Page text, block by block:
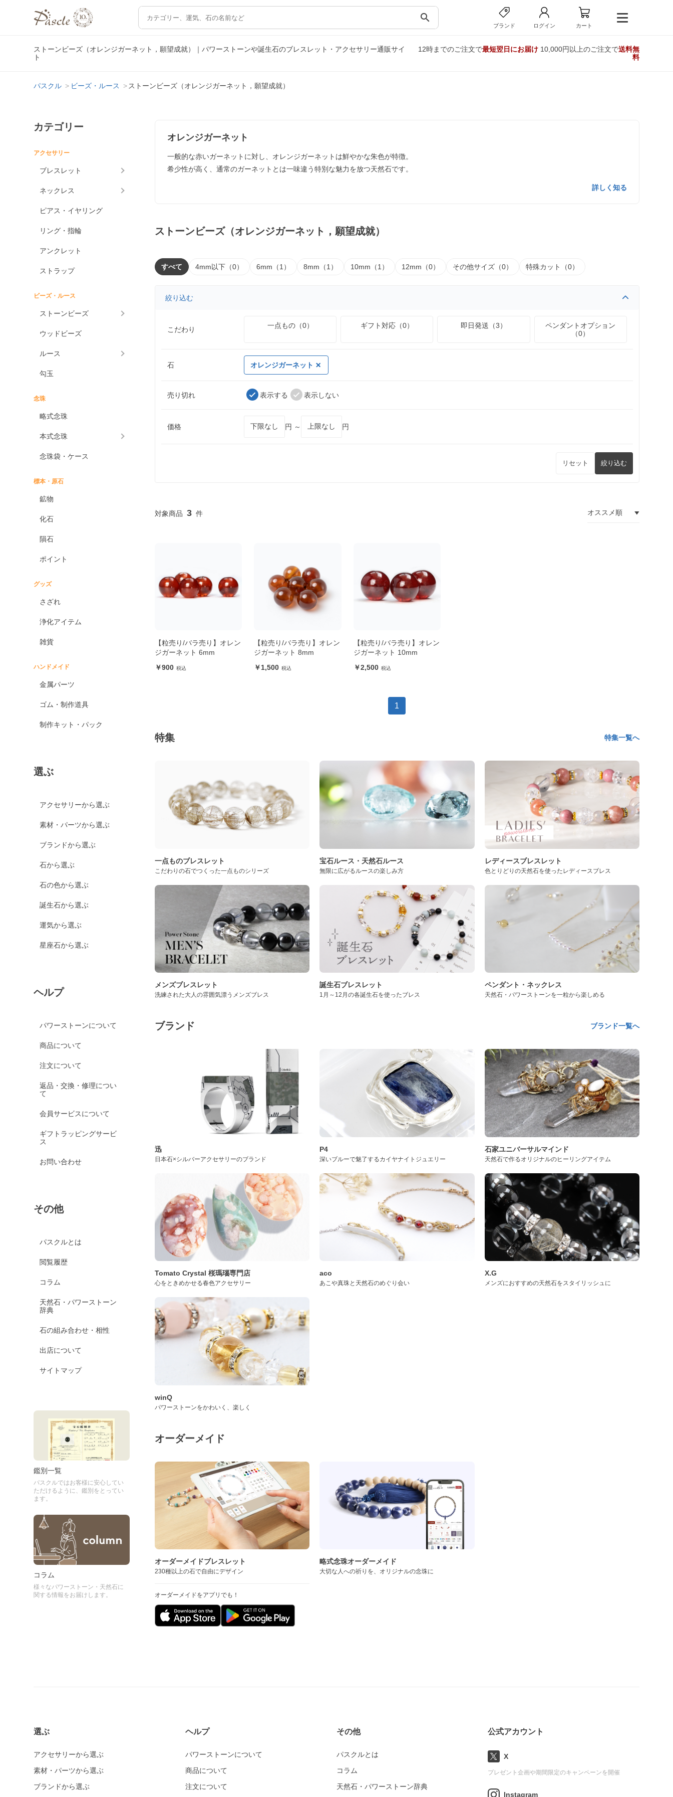
search
ブランド ログイン カート
ストーンビーズ（オレンジガーネット，願望成就）｜パワーストーンや誕生石のブレスレット・アクセサリー通販サイ
ト
12時までのご注文で最短翌日にお届け10,000円以上のご注文で送料無
料
パスクル ビーズ・ルース ストーンビーズ（オレンジガーネット，願望成就）
カテゴリー
アクセサリー
ブレスレット
ネックレス
ピアス・イヤリング
リング・指輪
アンクレット
ストラップ
ビーズ・ルース
ストーンビーズ
ウッドビーズ
ルース
勾玉
念珠
略式念珠
本式念珠
念珠袋・ケース
標本・原石
鉱物
化石
隕石
ポイント
グッズ
さざれ
浄化アイテム
雑貨
ハンドメイド
金属パーツ
ゴム・制作道具
制作キット・パック
選ぶ
アクセサリーから選ぶ
素材・パーツから選ぶ
ブランドから選ぶ
石から選ぶ
石の色から選ぶ
誕生石から選ぶ
運気から選ぶ
星座石から選ぶ
ヘルプ
パワーストーンについて
商品について
注文について
返品・交換・修理につい
て
会員サービスについて
ギフトラッピングサービ
ス
お問い合わせ
その他
パスクルとは
閲覧履歴
コラム
天然石・パワーストーン
辞典
石の組み合わせ・相性
出店について
サイトマップ
鑑別一覧
パスクルではお客様に安心してい
ただけるように、鑑別をとってい
ます。
コラム
様々なパワーストーン・天然石に
関する情報をお届けします。
オレンジガーネット
一般的な赤いガーネットに対し、オレンジガーネットは鮮やかな朱色が特徴。
希少性が高く、通常のガーネットとは一味違う特別な魅力を放つ天然石です。
詳しく知る
ストーンビーズ（オレンジガーネット，願望成就）
すべて 4mm以下（0） 6mm（1） 8mm（1） 10mm（1） 12mm（0） その他サイズ（0） 特殊カット（0）
絞り込む
こだわり 一点もの（0） ギフト対応（0） 即日発送（3）
ペンダントオプション
（0）
石 オレンジガーネット
売り切れ 表示する 表示しない
価格 円 ～ 円
リセット 絞り込む
3
【粒売り/バラ売り】オレン
ジガーネット 6mm
900
【粒売り/バラ売り】オレン
ジガーネット 8mm
1,500
【粒売り/バラ売り】オレン
ジガーネット 10mm
2,500
1
特集 特集一覧へ
一点ものブレスレット
こだわりの石でつくった一点ものシリーズ
宝石ルース・天然石ルース
無限に広がるルースの楽しみ方
レディースブレスレット
色とりどりの天然石を使ったレディースブレス
メンズブレスレット
洗練された大人の雰囲気漂うメンズブレス
誕生石ブレスレット
1月～12月の各誕生石を使ったブレス
ペンダント・ネックレス
天然石・パワーストーンを一粒から楽しめる
ブランド ブランド一覧へ
迅
日本石×シルバーアクセサリーのブランド
P4
深いブルーで魅了するカイヤナイトジュエリー
石家ユニバーサルマインド
天然石で作るオリジナルのヒーリングアイテム
Tomato Crystal 桜瑪瑙専門店
心をときめかせる春色アクセサリー
aco
あこや真珠と天然石のめぐり会い
X.G
メンズにおすすめの天然石をスタイリッシュに
winQ
パワーストーンをかわいく、楽しく
オーダーメイド
オーダーメイドブレスレット
230種以上の石で自由にデザイン
オーダーメイドをアプリでも！
略式念珠オーダーメイド
大切な人への祈りを、オリジナルの念珠に
選ぶ
アクセサリーから選ぶ
素材・パーツから選ぶ
ブランドから選ぶ
ヘルプ
パワーストーンについて
商品について
注文について
その他
パスクルとは
コラム
天然石・パワーストーン辞典
公式アカウント
X
プレゼント企画や期間限定のキャンペーンを開催
Instagram